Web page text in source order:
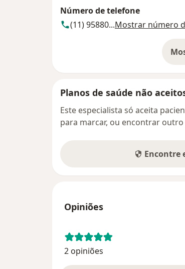
Número de telefone
(11) 95880...Mostrar número
Planos de saúde não
Este especialista só aceita
para marcar, ou encontrar
Encontre
Opiniões
2 opiniões